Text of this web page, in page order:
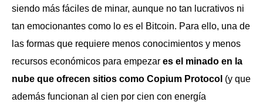
siendo más fáciles de minar, aunque no tan lucrativos ni
tan emocionantes como lo es el Bitcoin. Para ello, una de
las formas que requiere menos conocimientos y menos
recursos económicos para empezar es el minado en la
nube que ofrecen sitios como Copium Protocol (y que
además funcionan al cien por cien con energía